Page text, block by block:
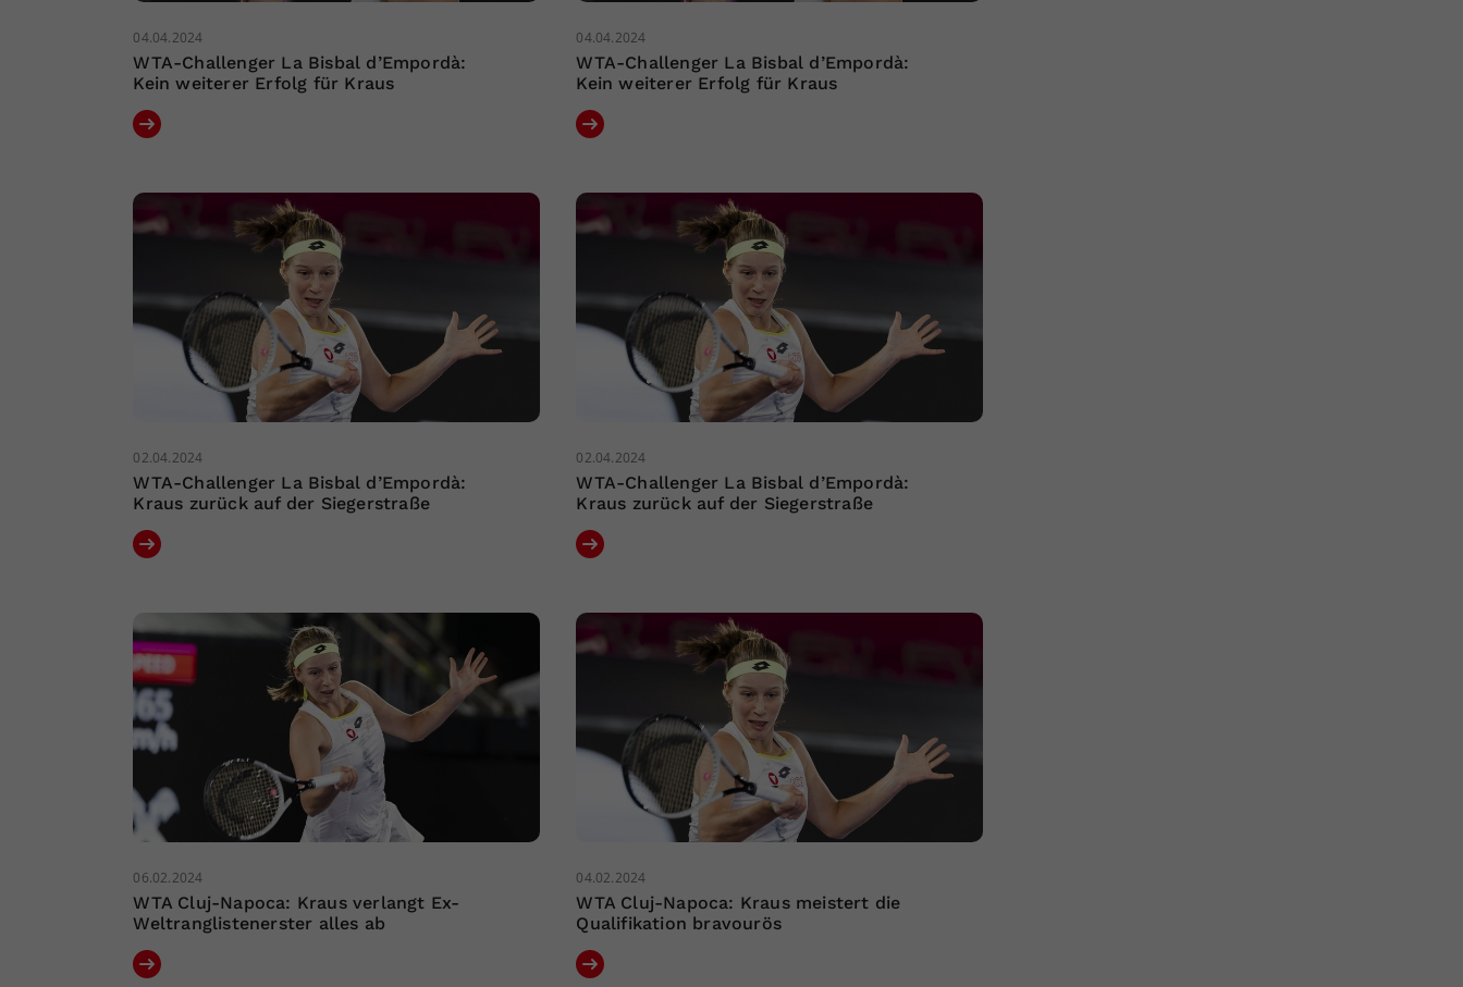
04.04.2024
WTA-Challenger La Bisbal d’Empordà:
Kein weiterer Erfolg für Kraus
04.04.2024
WTA-Challenger La Bisbal d’Empordà:
Kein weiterer Erfolg für Kraus
02.04.2024
WTA-Challenger La Bisbal d’Empordà:
Kraus zurück auf der Siegerstraße
02.04.2024
WTA-Challenger La Bisbal d’Empordà:
Kraus zurück auf der Siegerstraße
06.02.2024
WTA Cluj-Napoca: Kraus verlangt Ex-
Weltranglistenerster alles ab
04.02.2024
WTA Cluj-Napoca: Kraus meistert die
Qualifikation bravourös